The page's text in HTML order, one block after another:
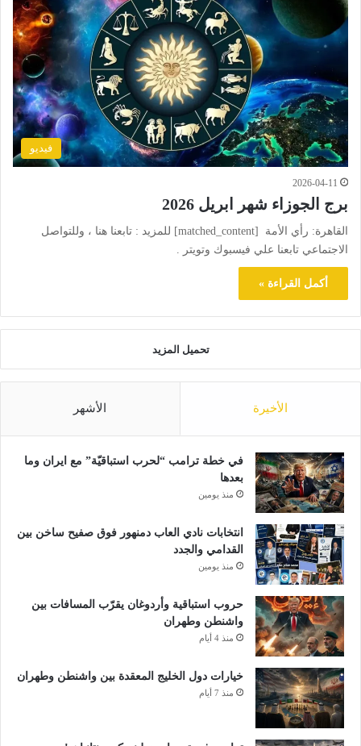
فيديو
2026-04-11
برج الجوزاء شهر ابريل 2026
القاهرة: رأي الأمة [matched_content] للمزيد : تابعنا هنا ، وللتواصل
الاجتماعي تابعنا علي فيسبوك وتويتر .
أكمل القراءة »
تحميل المزيد
الأخيرة الأشهر
في خطة ترامب “لحرب استباقيّة” مع ايران وما
بعدها
منذ يومين
انتخابات نادي العاب دمنهور فوق صفيح ساخن بين
القدامي والجدد
منذ يومين
حروب استباقية وأردوغان يقرّب المسافات بين
واشنطن وطهران
منذ 4 أيام
خيارات دول الخليج المعقدة بين واشنطن وطهران
منذ 7 أيام